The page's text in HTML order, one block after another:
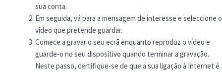
sua conta.
Em seguida, vá para a mensagem de interesse e seleccione o
vídeo que pretende guardar.
Comece a gravar o seu ecrã enquanto reproduz o vídeo e
guarde-o no seu dispositivo quando terminar a gravação.
Neste passo, certifique-se de que a sua ligação à Internet é